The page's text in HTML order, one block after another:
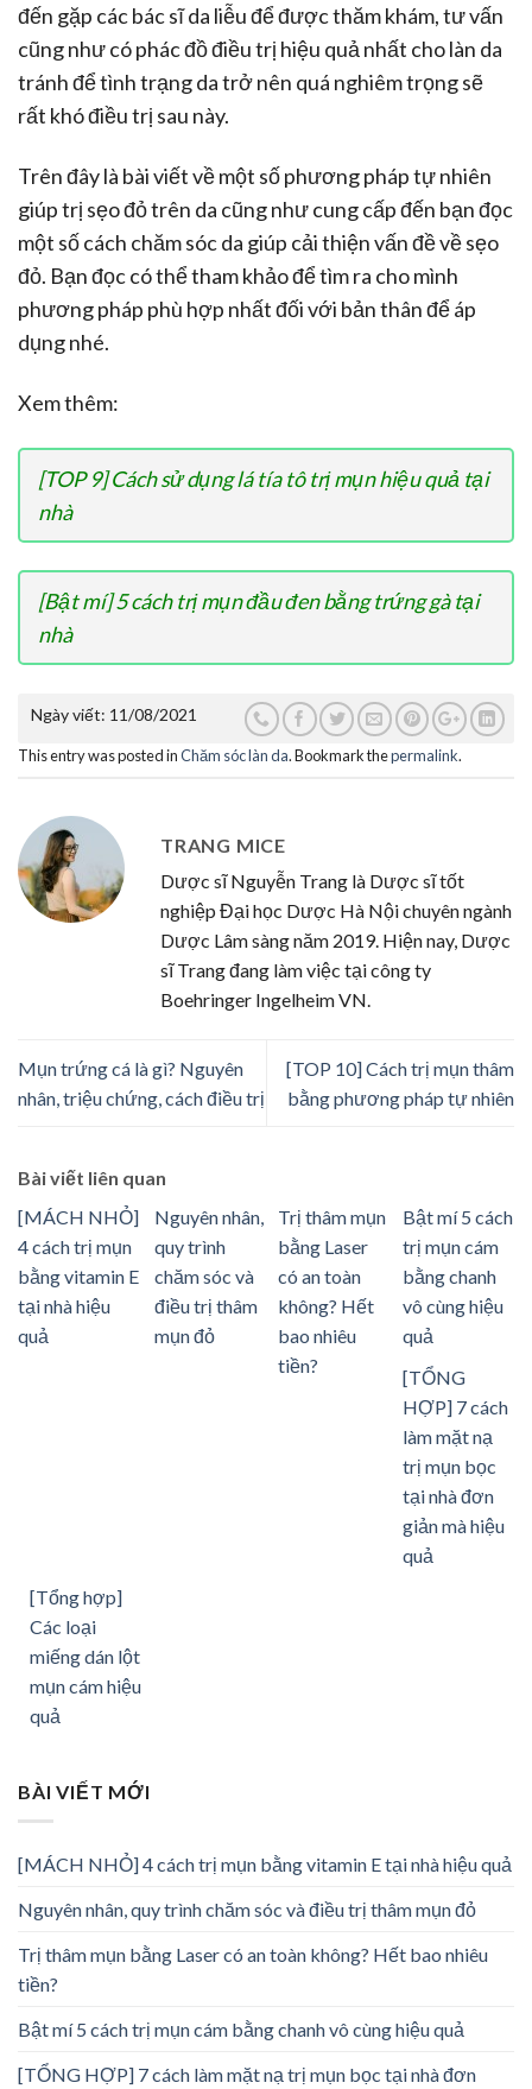
đến gặp các bác sĩ da liễu để được thăm khám, tư vấn
cũng như có phác đồ điều trị hiệu quả nhất cho làn da
tránh để tình trạng da trở nên quá nghiêm trọng sẽ
rất khó điều trị sau này.
Trên đây là bài viết về một số phương pháp tự nhiên
giúp trị sẹo đỏ trên da cũng như cung cấp đến bạn đọc
một số cách chăm sóc da giúp cải thiện vấn đề về sẹo
đỏ. Bạn đọc có thể tham khảo để tìm ra cho mình
phương pháp phù hợp nhất đối với bản thân để áp
dụng nhé.
Xem thêm:
[TOP 9] Cách sử dụng lá tía tô trị mụn hiệu quả tại
nhà
[Bật mí] 5 cách trị mụn đầu đen bằng trứng gà tại
nhà
Ngày viết: 11/08/2021
This entry was posted inChăm sóc làn da . Bookmark thepermalink
TRANG MICE
Dược sĩ Nguyễn Trang là Dược sĩ tốt
nghiệp Đại học Dược Hà Nội chuyên ngành
Dược Lâm sàng năm 2019. Hiện nay, Dược
sĩ Trang đang làm việc tại công ty
Boehringer Ingelheim VN.
Mụn trứng cá là gì? Nguyên
nhân, triệu chứng, cách điều trị
[TOP 10] Cách trị mụn thâm
bằng phương pháp tự nhiên
Bài viết liên quan
[MÁCH NHỎ]
4 cách trị mụn
bằng vitamin E
tại nhà hiệu
quả
Nguyên nhân,
quy trình
chăm sóc và
điều trị thâm
mụn đỏ
Trị thâm mụn
bằng Laser
có an toàn
không? Hết
bao nhiêu
tiền?
Bật mí 5 cách
trị mụn cám
bằng chanh
vô cùng hiệu
quả
[TỔNG
HỢP] 7 cách
làm mặt nạ
trị mụn bọc
tại nhà đơn
giản mà hiệu
quả
[Tổng hợp]
Các loại
miếng dán lột
mụn cám hiệu
quả
BÀI VIẾT MỚI
[MÁCH NHỎ] 4 cách trị mụn bằng vitamin E tại nhà hiệu quả
Nguyên nhân, quy trình chăm sóc và điều trị thâm mụn đỏ
Trị thâm mụn bằng Laser có an toàn không? Hết bao nhiêu
tiền?
Bật mí 5 cách trị mụn cám bằng chanh vô cùng hiệu quả
[TỔNG HỢP] 7 cách làm mặt nạ trị mụn bọc tại nhà đơn